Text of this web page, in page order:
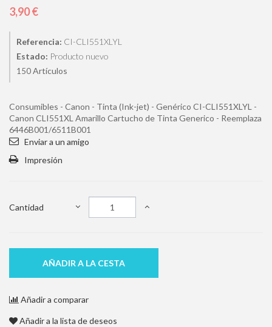
3,90 €
Referencia: CI-CLI551XLYL
Estado: Producto nuevo
150Artículos
Consumibles - Canon - Tinta (Ink-jet) - Genérico CI-CLI551XLYL -
Canon CLI551XL Amarillo Cartucho de Tinta Generico - Reemplaza
6446B001/6511B001
Enviar a un amigo
Impresión
Cantidad
AÑADIR A LA CESTA
Añadir a comparar
Añadir a la lista de deseos